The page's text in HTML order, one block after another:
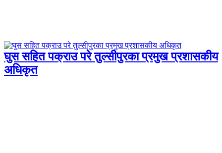
घुस सहित पक्राउ परे तुल्सीपुरका प्रमुख प्रशासकीय
अधिकृत